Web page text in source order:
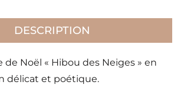
DESCRIPTION
de Noël « Hibou des Neiges » en
délicat et poétique.